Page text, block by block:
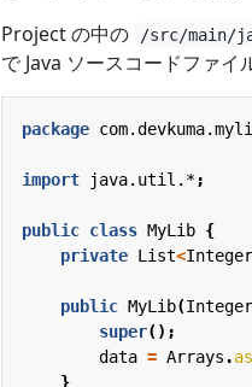
Project の中の
/src/main/
で Java ソースコードファイ
package
import java.util.*;
public class MyLib {
private List<Integer
public MyLib(Integer
super();
data = Arrays .
}